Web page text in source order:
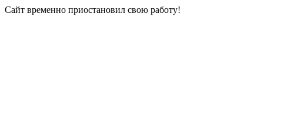
Сайт временно приостановил свою работу!